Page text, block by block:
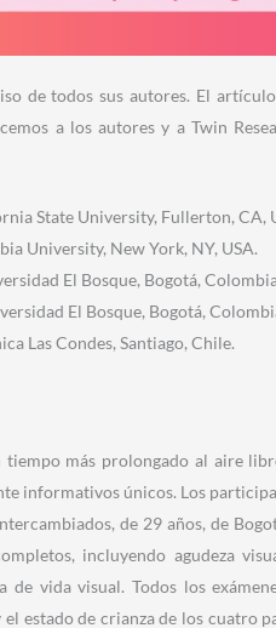
de todos sus autores. El
a los autores y a Twin
State University, Fullerton, CA,
University, New York, NY, USA.
El Bosque, Bogotá,
El Bosque, Bogotá,
Las Condes, Santiago, Chile.
tiempo más prolongado al aire
informativos únicos. Los
de 29 años, de
incluyendo agudeza
vida visual. Todos los
estado de crianza de los cuatro